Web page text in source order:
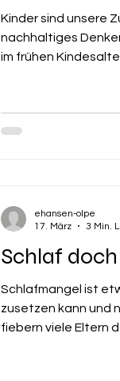
Kinder sind unsere
nachhaltiges
im frühen
Werte vermittelt
Doch was können
Schlaf
Schlafmangel ist
zusetzen kann und
fiebern viele Eltern
ehansen-olpe
17. März
3 Min.